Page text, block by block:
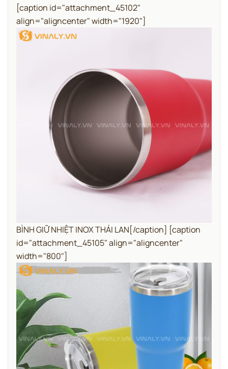
[caption id="attachment_45102"
align="aligncenter" width="1920"]
BÌNH GIỮ NHIỆT INOX THÁI LAN[/caption] [caption
id="attachment_45105" align="aligncenter"
width="800"]